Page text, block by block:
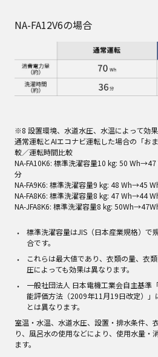
NA-FA12V6の場合​
※8 設置環境、水道水圧、水温によって効果
通常運転とAIエコナビ運転した場合の「お
較／運転時間比較
NA-FA10K6: 標準洗濯容量10 kg: 50
分
NA-FA9K6: 標準洗濯容量9 kg: 48 Wh→45
NA-FA8K6: 標準洗濯容量8 kg: 47 Wh→44
NA-JFA8K6: 標準洗濯容量8 kg:
標準洗濯容量はJIS（日本産業規格）で
合です。​
これらは最大値であり、衣類の量、衣
圧によっても効果は異なります。​
一般社団法人 日本電機工業会自主基準
能評価方法（2009年11月19日改定）
とは異なります。​
室温・水温、水道水圧、設置・排水条件、
り、風呂水の使用などにより、使用水量・
ます。​